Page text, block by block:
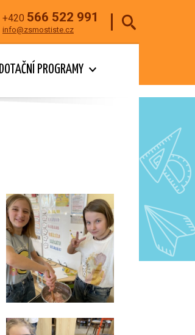
+420 566 522 991
info@zsmostiste.cz
DOTAČNÍ PROGRAMY